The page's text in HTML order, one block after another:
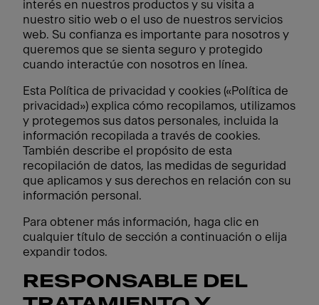
interés en nuestros productos y su visita a
nuestro sitio web o el uso de nuestros servicios
web. Su confianza es importante para nosotros y
queremos que se sienta seguro y protegido
cuando interactúe con nosotros en línea.
Esta Política de privacidad y cookies («Política de
privacidad») explica cómo recopilamos, utilizamos
y protegemos sus datos personales, incluida la
información recopilada a través de cookies.
También describe el propósito de esta
recopilación de datos, las medidas de seguridad
que aplicamos y sus derechos en relación con su
información personal.
Para obtener más información, haga clic en
cualquier título de sección a continuación o elija
expandir todos.
RESPONSABLE DEL